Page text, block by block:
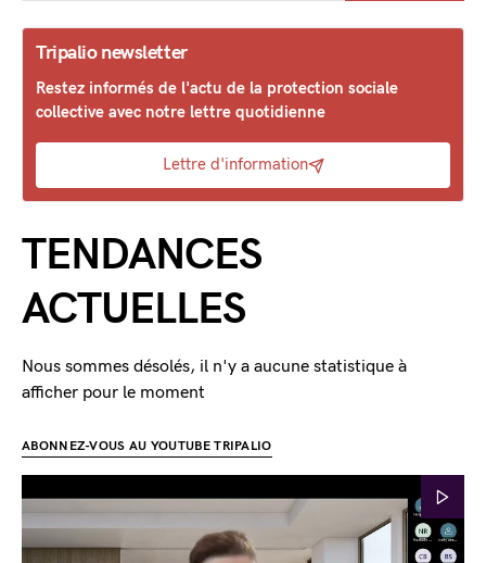
Tripalio newsletter
Restez informés de l'actu de la protection sociale
collective avec notre lettre quotidienne
Lettre d'information
TENDANCES
ACTUELLES
Nous sommes désolés, il n'y a aucune statistique à
afficher pour le moment
ABONNEZ-VOUS AU YOUTUBE TRIPALIO